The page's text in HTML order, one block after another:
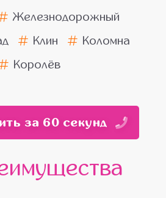
Железнодорожный
Клин
Коломна
Королёв
за 60 секунд